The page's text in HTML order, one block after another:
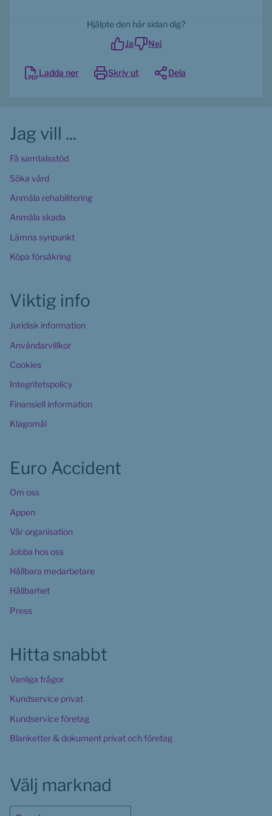
Hjälpte den här sidan dig?
Ja
Nej
Ladda ner Skriv ut Dela
Jag vill ...
Få samtalsstöd
Söka vård
Anmäla rehabilitering
Anmäla skada
Lämna synpunkt
Köpa försäkring
Viktig info
Juridisk information
Användarvillkor
Cookies
Integritetspolicy
Finansiell information
Klagomål
Euro Accident
Om oss
Appen
Vår organisation
Jobba hos oss
Hållbara medarbetare
Hållbarhet
Press
Hitta snabbt
Vanliga frågor
Kundservice privat
Kundservice företag
Blanketter & dokument privat och företag
Välj marknad